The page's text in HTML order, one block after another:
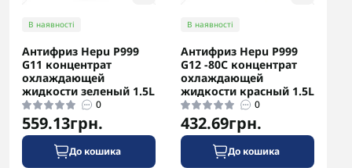
В наявності
Антифриз Hepu P999
G11 концентрат
охлаждающей
жидкости зеленый 1.5L
0
559.13грн.
До кошика
В наявності
Антифриз Hepu P999
G12 -80С концентрат
охлаждающей
жидкости красный 1.5L
0
432.69грн.
До кошика